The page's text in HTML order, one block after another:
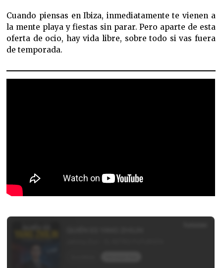
Cuando piensas en Ibiza, inmediatamente te vienen a
la mente playa y fiestas sin parar. Pero aparte de esta
oferta de ocio, hay vida libre, sobre todo si vas fuera
de temporada.